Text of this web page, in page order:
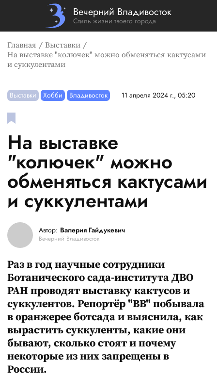
Вечерний Владивосток
Стиль жизни твоего города
Главная
Выставки
На выставке "колючек" можно обменяться кактусами
и суккулентами
Выставки Хобби Владивосток 11 апреля 2024 г., 05:20
На выставке
"колючек" можно
обменяться кактусами
и суккулентами
Автор: Валерия Гайдукевич
Вечерний Владивосток
Раз в год научные сотрудники
Ботанического сада-института ДВО
РАН проводят выставку кактусов и
суккулентов. Репортёр "ВВ" побывала
в оранжерее ботсада и выяснила, как
вырастить суккуленты, какие они
бывают, сколько стоят и почему
некоторые из них запрещены в
России.